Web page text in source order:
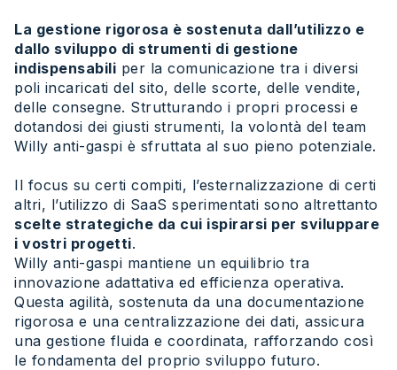
La gestione rigorosa è sostenuta dall’utilizzo e
dallo sviluppo di strumenti di gestione
indispensabili per la comunicazione tra i diversi
poli incaricati del sito, delle scorte, delle vendite,
delle consegne. Strutturando i propri processi e
dotandosi dei giusti strumenti, la volontà del team
Willy anti-gaspi è sfruttata al suo pieno potenziale.
Il focus su certi compiti, l’esternalizzazione di certi
altri, l’utilizzo di SaaS sperimentati sono altrettanto
scelte strategiche da cui ispirarsi per sviluppare
i vostri progetti.
Willy anti-gaspi mantiene un equilibrio tra
innovazione adattativa ed efficienza operativa.
Questa agilità, sostenuta da una documentazione
rigorosa e una centralizzazione dei dati, assicura
una gestione fluida e coordinata, rafforzando così
le fondamenta del proprio sviluppo futuro.